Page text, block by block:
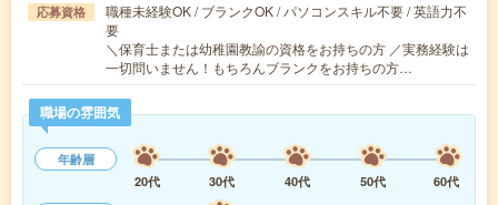
応募資格
職種未経験OK / ブランクOK / パソコンスキル不要 / 英語力不
要
＼保育士または幼稚園教諭の資格をお持ちの方 ／実務経験は
一切問いません！もちろんブランクをお持ちの方…
職場の雰囲気
年齢層
20代
30代 40代 50代
60代